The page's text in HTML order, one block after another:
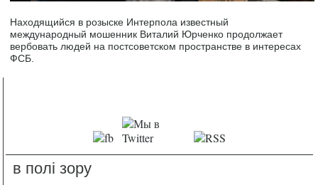
Находящийся в розыске Интерпола известный
международный мошенник Виталий Юрченко продолжает
вербовать людей на постсоветском пространстве в интересах
ФСБ.
в полі зору